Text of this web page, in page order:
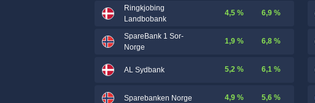
Ringkjobing
Landbobank
4,5 % 6,9 %
SpareBank 1 Sor-
Norge
1,9 % 6,8 %
AL Sydbank 5,2 % 6,1 %
Sparebanken Norge 4,9 % 5,6 %